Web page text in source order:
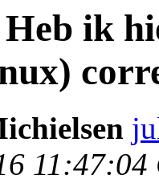
ik
11:47:04